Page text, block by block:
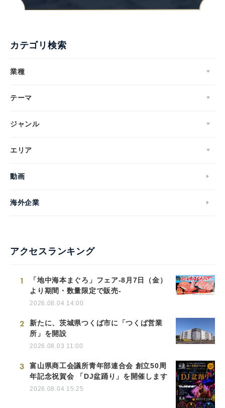
カテゴリ検索
業種
テーマ
ジャンル
エリア
動画
海外企業
アクセスランキング
1
「地中海本まぐろ」フェア-8月7日（金）
より期間・数量限定で販売-
2026.08.04 14:00
2
新たに、茨城県つくば市に「つくば営業
所」を開設
2026.08.03 11:00
3
富山県商工会議所青年部連合会 創立50周
年記念祝賀会 「DJ盆踊り」を開催します
2026.08.04 15:25